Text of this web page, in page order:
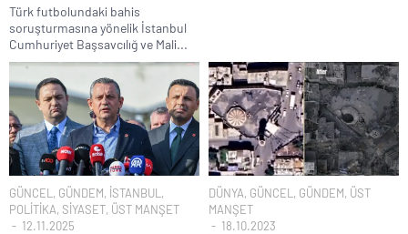
Türk futbolundaki bahis
soruşturmasına yönelik İstanbul
Cumhuriyet Başsavcılığ ve Mali...
GÜNCEL , GÜNDEM, İSTANBUL ,
POLİTİKA, SİYASET, ÜST MANŞET
12.11.2025
DÜNYA, GÜNCEL , GÜNDEM, ÜST
MANŞET
18.10.2023